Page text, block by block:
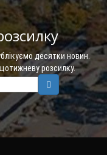
десятки новин.
розсилку.